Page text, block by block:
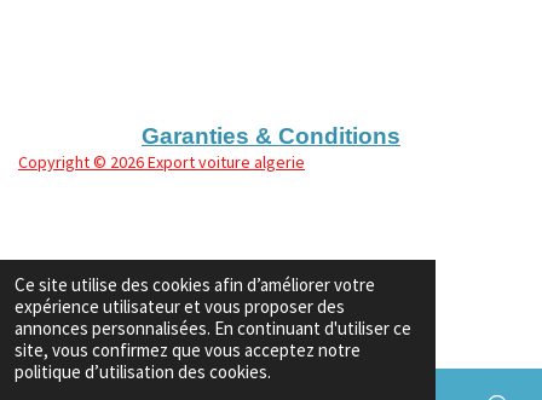
Ce site utilise des cookies afin d’améliorer votre
expérience utilisateur et vous proposer des
annonces personnalisées. En continuant d'utiliser ce
site, vous confirmez que vous acceptez notre
politique d’utilisation des cookies.
Garanties & Conditions
Copyright© 2026 Export voiture algerie